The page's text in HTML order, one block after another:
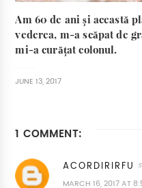
Am 60 de ani și această
vederea, m-a scăpat de
mi-a curățat colonul.
JUNE 13, 2017
1 COMMENT:
ACORDIRIRFU
MARCH 16, 2017 AT